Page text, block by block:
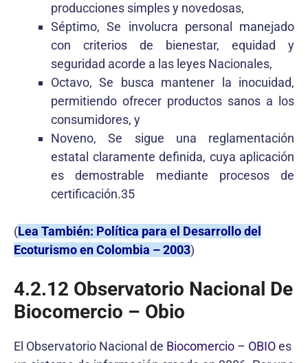
producciones simples y novedosas,
Séptimo, Se involucra personal manejado
con criterios de bienestar, equidad y
seguridad acorde a las leyes Nacionales,
Octavo, Se busca mantener la inocuidad,
permitiendo ofrecer productos sanos a los
consumidores, y
Noveno, Se sigue una reglamentación
estatal claramente definida, cuya aplicación
es demostrable mediante procesos de
certificación.35
(Lea También: Política para el Desarrollo del
Ecoturismo en Colombia – 2003)
4.2.12 Observatorio Nacional De
Biocomercio – Obio
El Observatorio Nacional de Biocomercio – OBIOes